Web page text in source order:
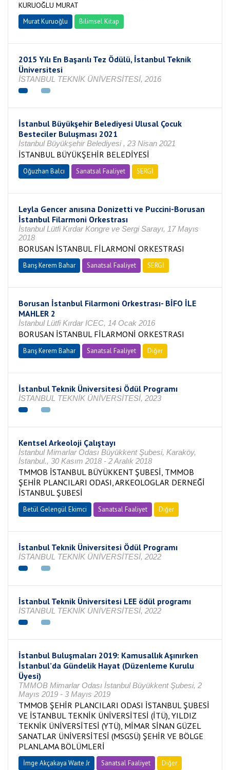
KURUOĞLU MURAT
Murat Kuruoğlu Bilimsel Kitap
2015 Yılı En Başarılı Tez Ödülü, İstanbul Teknik
Üniversitesi
İSTANBUL TEKNİK ÜNİVERSİTESİ, 2016
İstanbul Büyükşehir Belediyesi Ulusal Çocuk
Besteciler Buluşması 2021
İstanbul Büyükşehir Belediyesi , 23 Nisan 2021
İSTANBUL BÜYÜKŞEHİR BELEDİYESİ
Oğuzhan Balcı Sanatsal Faaliyet SERGİ
Leyla Gencer anısına Donizetti ve Puccini-Borusan
İstanbul Filarmoni Orkestrası
İstanbul Lütfi Kırdar Kongre ve Sergi Sarayı, 17 Mayıs
2018
BORUSAN İSTANBUL FİLARMONİ ORKESTRASI
Barış Kerem Bahar Sanatsal Faaliyet SERGİ
Borusan İstanbul Filarmoni Orkestrası- BİFO İLE
MAHLER 2
İstanbul Lütfi Kırdar ICEC, 14 Ocak 2016
BORUSAN İSTANBUL FİLARMONİ ORKESTRASI
Barış Kerem Bahar Sanatsal Faaliyet Diğer
İstanbul Teknik Üniversitesi Ödül Programı
İSTANBUL TEKNİK ÜNİVERSİTESİ, 2023
Kentsel Arkeoloji Çalıştayı
İstanbul Mimarlar Odası Büyükkent Şubesi, Karaköy,
İstanbul., 30 Kasım 2018 - 2 Aralık 2018
TMMOB İSTANBUL BÜYÜKKENT ŞUBESİ, TMMOB
ŞEHİR PLANCILARI ODASI, ARKEOLOGLAR DERNEĞİ
İSTANBUL ŞUBESİ
Betül Gelengül Ekimci Sanatsal Faaliyet Diğer
İstanbul Teknik Üniversitesi Ödül Programı
İSTANBUL TEKNİK ÜNİVERSİTESİ, 2022
İstanbul Teknik Üniversitesi LEE ödül programı
İSTANBUL TEKNİK ÜNİVERSİTESİ, 2022
İstanbul Buluşmaları 2019: Kamusallık Aşınırken
İstanbul’da Gündelik Hayat (Düzenleme Kurulu
Üyesi)
TMMOB Mimarlar Odası İstanbul Büyükkent Şubesi, 2
Mayıs 2019 - 3 Mayıs 2019
TMMOB ŞEHİR PLANCILARI ODASI İSTANBUL ŞUBESİ
VE İSTANBUL TEKNİK ÜNİVERSİTESİ (İTÜ), YILDIZ
TEKNİK ÜNİVERSİTESİ (YTÜ), MİMAR SİNAN GÜZEL
SANATLAR ÜNİVERSİTESİ (MSGSÜ) ŞEHİR VE BÖLGE
PLANLAMA BÖLÜMLERİ
İmge Akçakaya Waıte Jr Sanatsal Faaliyet Diğer